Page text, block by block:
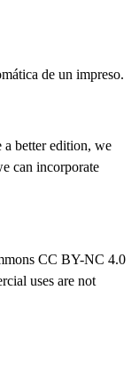
de un impreso.
better edition, we
can incorporate
CC BY-NC 4.0
uses are not